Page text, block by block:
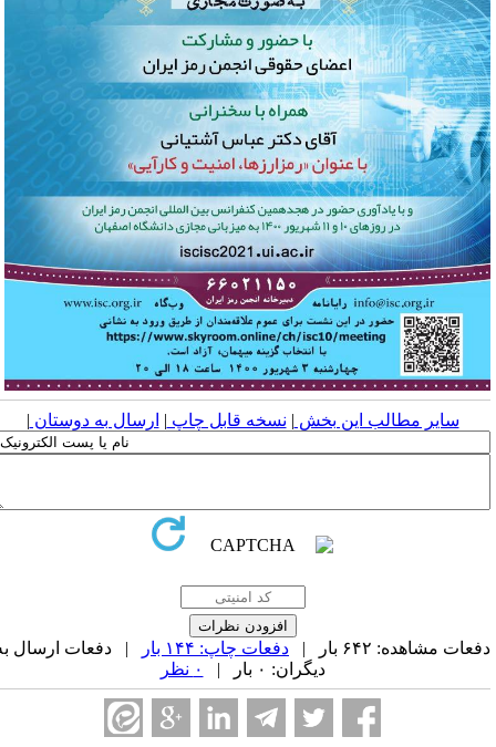
سایر مطالب این بخش | نسخه قابل چاپ| ارسال به دوستان|
مشاهده: ۶۴۲ بار | دفعات چاپ: ۱۴۴ بار
| دفعات ارسال به
دیگران: ۰ بار |